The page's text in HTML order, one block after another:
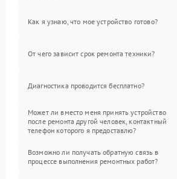
Как я узнаю, что мое устройство готово?
От чего зависит срок ремонта техники?
Диагностика проводится бесплатно?
Может ли вместо меня принять устройство
после ремонта другой человек, контактный
телефон которого я предоставлю?
Возможно ли получать обратную связь в
процессе выполнения ремонтных работ?